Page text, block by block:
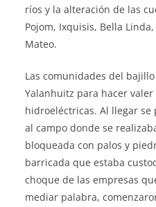
ríos y la alteración de las
Pojom, Ixquisis, Bella
Mateo.
Las comunidades del
Yalanhuitz para hacer
hidroeléctricas. Al llegar
al campo donde se
bloqueada con palos y
barricada que estaba
choque de las empresas
mediar palabra,